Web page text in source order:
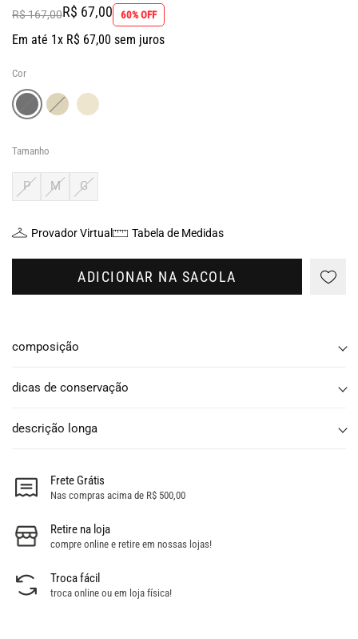
R$ 167,00R$ 67,00 60% OFF
Em até 1x R$ 67,00 sem juros
Cor
Tamanho
P M G
Provador Virtual Tabela de Medidas
ADICIONAR NA SACOLA
composição
dicas de conservação
descrição longa
Frete Grátis
Nas compras acima de R$ 500,00
Retire na loja
compre online e retire em nossas lojas!
Troca fácil
troca online ou em loja física!